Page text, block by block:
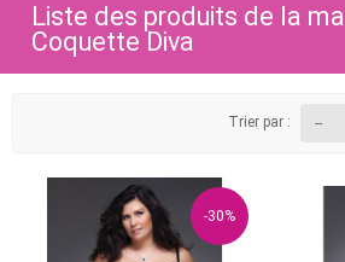
Liste des produits de la
Coquette Diva
Trier par :
-30%